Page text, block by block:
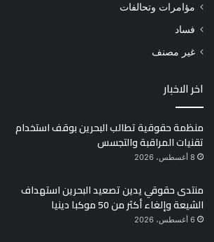
مؤامرات وتحالفات
فساد
غير مصنف
اخر الاخبار
منظمة حقوقية تطالب البحرين بوقف استخدام
تقنيات المراقبة والتجسس
8 أغسطس، 2026
منتدى حقوقي يدين تصعيد البحرين استهداف
الشيعة وإلغاء أكثر من 50 موكبا دينيا
6 أغسطس، 2026